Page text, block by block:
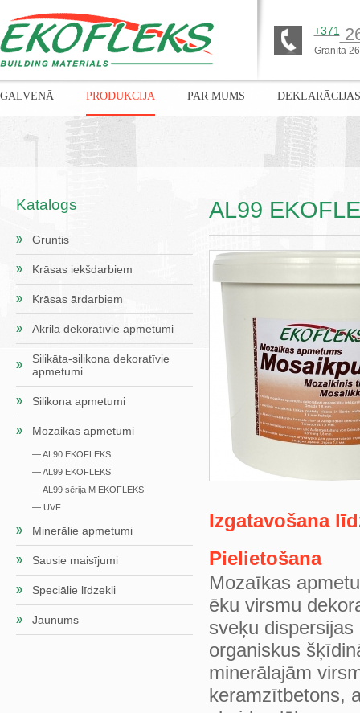
+371
Granīta
Katalogs
Gruntis
Krāsas iekšdarbiem
Krāsas ārdarbiem
Akrila dekoratīvie apmetumi
Silikāta-silikona dekoratīvie
apmetumi
Silikona apmetumi
Mozaikas apmetumi
— AL90 EKOFLEKS
— AL99 EKOFLEKS
— AL99 sērija M EKOFLEKS
— UVF
Minerālie apmetumi
Sausie maisījumi
Speciālie līdzekli
Jaunums
AL99
Izgatavošana
Pielietošana
Mozaīkas
ēku virsmu
sveķu
organiskus
minerālajām
keramzītbetons,
GALVENĀ PRODUKCIJA PAR MUMS DEKLARĀCIJAS